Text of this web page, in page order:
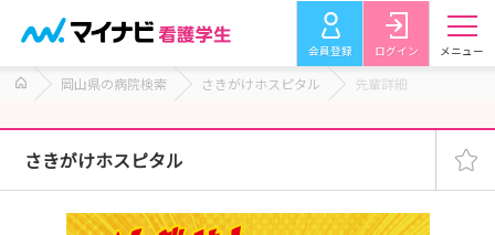
会員登録 ログイン メニュー
岡山県の病院検索 さきがけホスピタル 先輩詳細
さきがけホスピタル